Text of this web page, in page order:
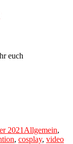
euch
2021 Allgemein,
, cosplay, video